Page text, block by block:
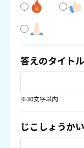
答えのタイトル
※30文字以内
じこしょうかい